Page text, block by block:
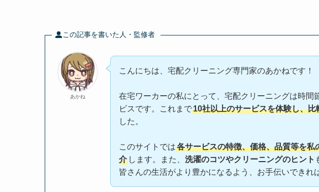
この記事を書いた人・監修者
あかね
こんにちは、宅配クリーニング専門家のあかねです！
在宅ワーカーの私にとって、宅配クリーニングは時間
ビスです。これまで10社以上のサービスを体験し、比
した。
このサイトでは各サービスの特徴、価格、品質等を私
介 します。また、 洗濯のコツやクリーニングのヒント
皆さんの生活がより豊かになるよう、お手伝いできれ